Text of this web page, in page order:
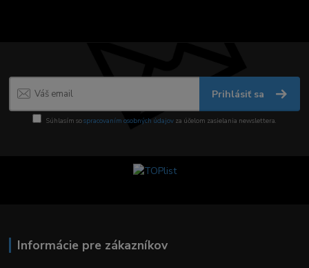
Prihlásiť sa
Súhlasím sospracovaním osobných údajov za účelom zasielania newslettera.
Informácie pre zákazníkov